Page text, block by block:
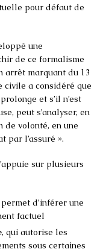
pour défaut de
une
de ce formalisme
arrêt marquant du 13
civile a considéré que
et s’il n’est
peut s’analyser, en
de volonté, en une
par l’assuré ».
sur plusieurs
d’inférer une
factuel
, qui autorise les
sous certaines